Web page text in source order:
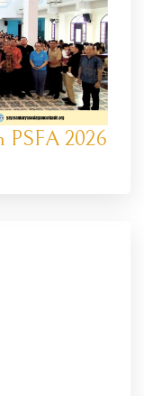
PSFA 2026